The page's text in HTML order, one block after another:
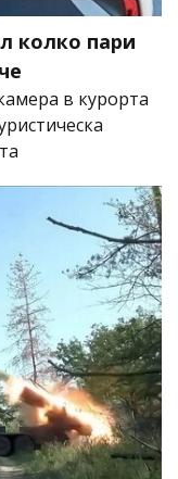
колко пари
в курорта